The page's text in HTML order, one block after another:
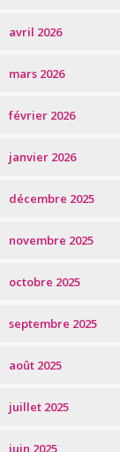
avril 2026
mars 2026
février 2026
janvier 2026
décembre 2025
novembre 2025
octobre 2025
septembre 2025
août 2025
juillet 2025